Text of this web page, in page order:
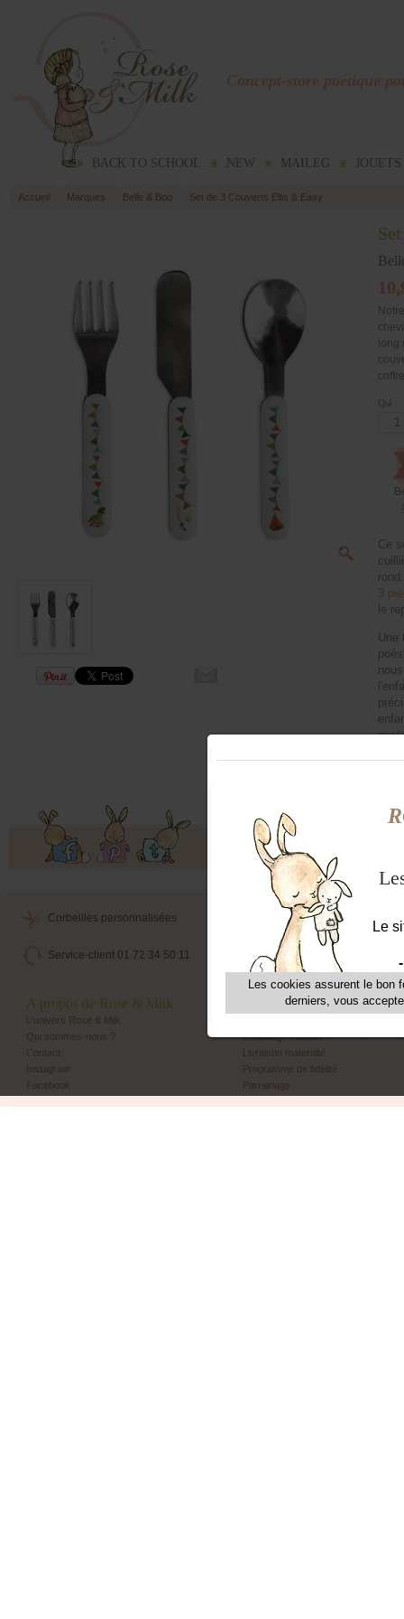
Concept-store poétique
BACK TO SCHOOL NEW MAILEG JOUETS
Accueil Marques Belle & Boo Set de 3 Couverts Ellis & Easy
Qté :
Ce
3
le
Une
Offres exclusives, ventes
Corbeilles personnalisées Livraison maternité
Service-client 01 72 34 50 11 Echange et retour simple
A propos de Rose & Milk
L'univers Rose & Milk
Qui sommes-nous ?
Contact
Instagram
Facebook
Les + Rose & Milk
Emballage cadeau
Livraison maternité
Programme de fidélité
Parrainage